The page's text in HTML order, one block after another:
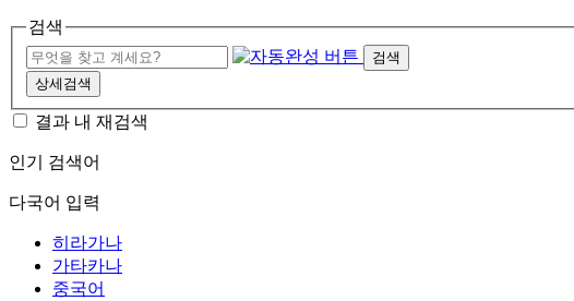
검색
검색
상세검색
결과 내 재검색
인기 검색어
다국어 입력
히라가나
가타카나
중국어